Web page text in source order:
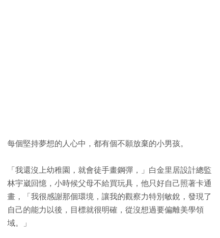
每個堅持夢想的人心中，都有個不願放棄的小男孩。
「我還沒上幼稚園，就會徒手畫鋼彈，」白金里居設計總監
林宇崴回憶，小時候父母不給買玩具，他只好自己照著卡通
畫，「我很感謝那個環境，讓我的觀察力特別敏銳，發現了
自己的能力以後，目標就很明確，從沒想過要偏離美學領
域。」